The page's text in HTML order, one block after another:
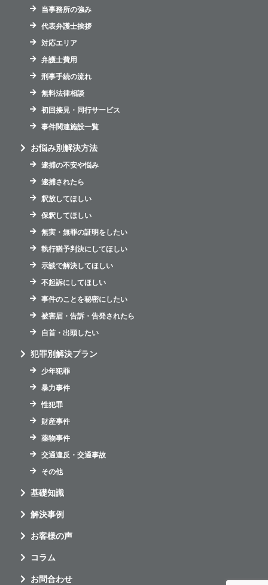
当事務所の強み
代表弁護士挨拶
対応エリア
弁護士費用
刑事手続の流れ
無料法律相談
初回接見・同行サービス
事件関連施設一覧
お悩み別解決方法
逮捕の不安や悩み
逮捕されたら
釈放してほしい
保釈してほしい
無実・無罪の証明をしたい
執行猶予判決にしてほしい
示談で解決してほしい
不起訴にしてほしい
事件のことを秘密にしたい
被害届・告訴・告発されたら
自首・出頭したい
犯罪別解決プラン
少年犯罪
暴力事件
性犯罪
財産事件
薬物事件
交通違反・交通事故
その他
基礎知識
解決事例
お客様の声
コラム
お問合わせ